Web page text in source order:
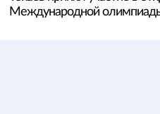
Международной